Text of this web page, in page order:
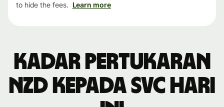
to hide the fees. Learn more
Kadar pertukaran
NZD kepada SVC hari